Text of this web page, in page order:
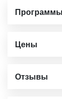
Цены
Отзывы